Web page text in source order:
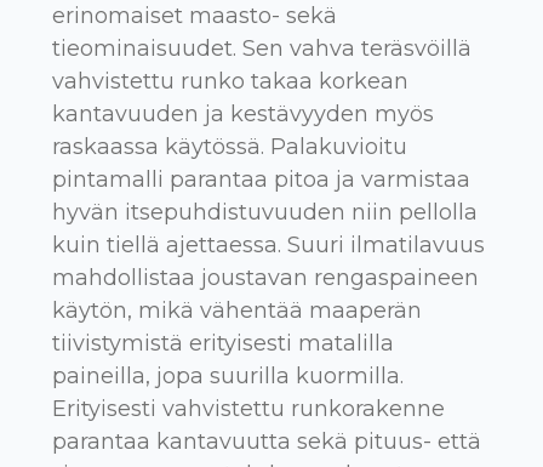
erinomaiset maasto- sekä
tieominaisuudet. Sen vahva teräsvöillä
vahvistettu runko takaa korkean
kantavuuden ja kestävyyden myös
raskaassa käytössä. Palakuvioitu
pintamalli parantaa pitoa ja varmistaa
hyvän itsepuhdistuvuuden niin pellolla
kuin tiellä ajettaessa. Suuri ilmatilavuus
mahdollistaa joustavan rengaspaineen
käytön, mikä vähentää maaperän
tiivistymistä erityisesti matalilla
paineilla, jopa suurilla kuormilla.
Erityisesti vahvistettu runkorakenne
parantaa kantavuutta sekä pituus- että